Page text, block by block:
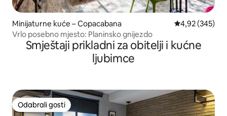
Minijaturne kuće – Copacabana Prosječna
4,92 (345)
Vrlo posebno mjesto: Planinsko gnijezdo
Smještaji prikladni za obitelji i kućne
ljubimce
Odabrali gosti
Odabrali gosti